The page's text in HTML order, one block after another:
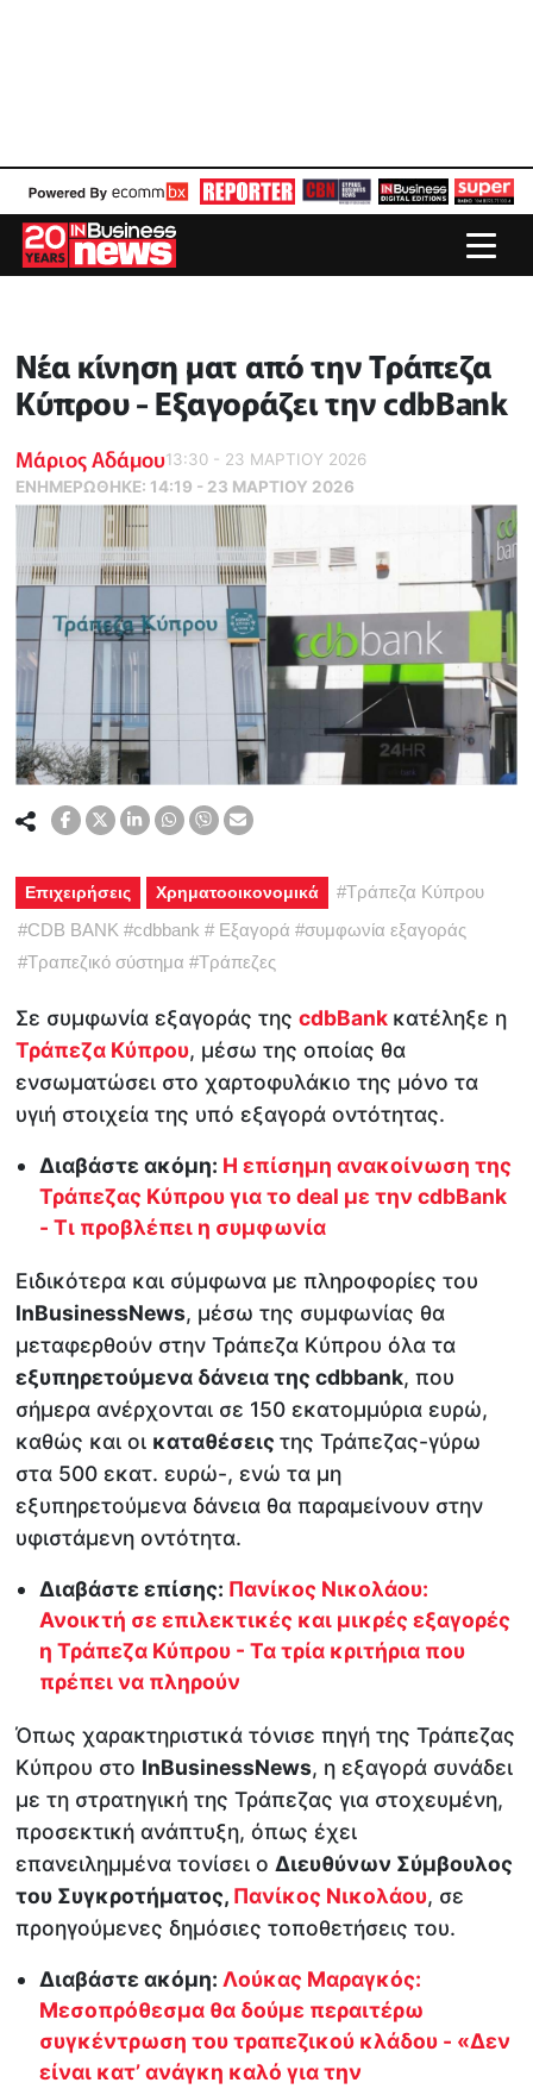
Νέα κίνηση ματ από την Τράπεζα
Κύπρου - Εξαγοράζει την cdbBank
Μάριος Αδάμου13:30 - 23 ΜΑΡΤΙΟΥ 2026
ΕΝΗΜΕΡΏΘΗΚΕ: 14:19 - 23 ΜΑΡΤΙΟΥ 2026
Επιχειρήσεις Χρηματοοικονομικά #Τράπεζα Κύπρου
#CDB BANK #cdbbank # Εξαγορά #συμφωνία εξαγοράς
#Τραπεζικό σύστημα #Τράπεζες
Σε συμφωνία εξαγοράς τηςcdbBank κατέληξε η
Τράπεζα Κύπρου, μέσω της οποίας θα
ενσωματώσει στο χαρτοφυλάκιο της μόνο τα
υγιή στοιχεία της υπό εξαγορά οντότητας.
Διαβάστε ακόμη: Η επίσημη ανακοίνωση της
Τράπεζας Κύπρου για το deal με την cdbBank
- Τι προβλέπει η συμφωνία
Ειδικότερα και σύμφωνα με πληροφορίες του
InBusinessNews, μέσω της συμφωνίας θα
μεταφερθούν στην Τράπεζα Κύπρου όλα τα
εξυπηρετούμενα δάνεια της cdbbank, που
σήμερα ανέρχονται σε 150 εκατομμύρια ευρώ,
καθώς και οι καταθέσειςτης Τράπεζας-γύρω
στα 500 εκατ. ευρώ-, ενώ τα μη
εξυπηρετούμενα δάνεια θα παραμείνουν στην
υφιστάμενη οντότητα.
Διαβάστε επίσης: Πανίκος Νικολάου:
Ανοικτή σε επιλεκτικές και μικρές εξαγορές
η Τράπεζα Κύπρου - Τα τρία κριτήρια που
πρέπει να πληρούν
Όπως χαρακτηριστικά τόνισε πηγή της Τράπεζας
Κύπρου στο InBusinessNews, η εξαγορά συνάδει
με τη στρατηγική της Τράπεζας για στοχευμένη,
προσεκτική ανάπτυξη, όπως έχει
επανειλημμένα τονίσει ο Διευθύνων Σύμβουλος
του Συγκροτήματος, Πανίκος Νικολάου, σε
προηγούμενες δημόσιες τοποθετήσεις του.
Διαβάστε ακόμη: Λούκας Μαραγκός:
Μεσοπρόθεσμα θα δούμε περαιτέρω
συγκέντρωση του τραπεζικού κλάδου - «Δεν
είναι κατ’ ανάγκη καλό για την